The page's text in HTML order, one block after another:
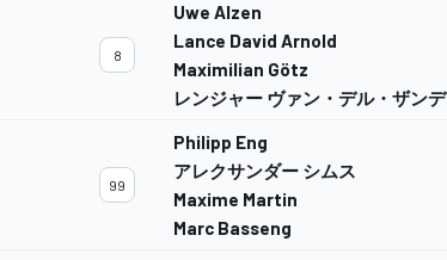
8
Uwe Alzen
Lance David Arnold
Maximilian Götz
レンジャー ヴァン・デル・ザンデ
99
Philipp Eng
アレクサンダー シムス
Maxime Martin
Marc Basseng